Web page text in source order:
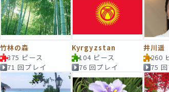
竹林の森
375 ピース
71 回プレイ
Kyrgyzstan
104 ピース
76 回プレイ
井川遥
260
75